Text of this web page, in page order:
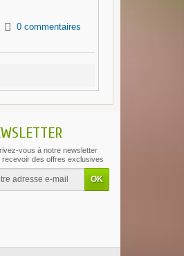
0 commentaires
vous à notre newsletter
recevoir des offres exclusives